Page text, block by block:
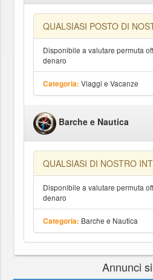
QUALSIASI POSTO DI
Disponibile a valutare permuta
denaro
Categoria: Viaggi e Vacanze
Barche e Nautica
QUALSIASI DI NOSTRO
Disponibile a valutare permuta
denaro
Categoria: Barche e Nautica
Annunci